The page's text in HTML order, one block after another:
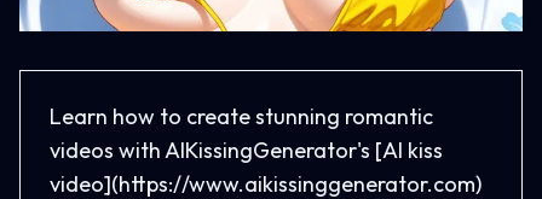
Learn how to create stunning romantic
videos with AIKissingGenerator's [AI kiss
video](https://www.aikissinggenerator.com)